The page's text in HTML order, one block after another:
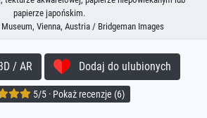
papierze japońskim.
Vienna, Austria / Bridgeman Images
/ AR Dodaj do ulubionych
5/5 · Pokaż recenzje (6)